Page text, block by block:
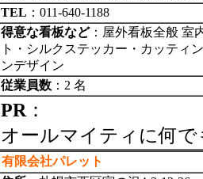
TEL ：011-640-1188
得意な看板など：屋外看板全般 室
ト・シルクステッカー・カッティ
ンデザイン
従業員数 ：2 名
PR ：
オールマイティに何
有限会社パレット